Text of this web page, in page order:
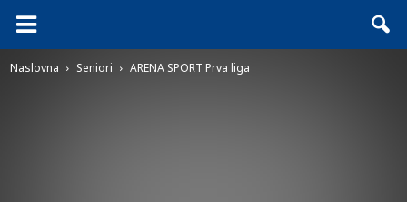
Naslovna Seniori ARENA SPORT Prva liga